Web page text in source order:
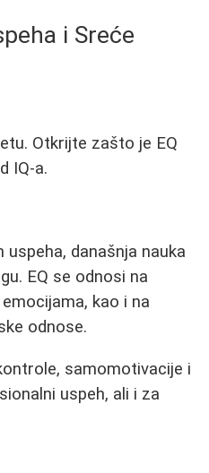
i Sreće
Otkrijte zašto je EQ
IQ-a.
današnja nauka
EQ se odnosi na
kao i na
odnose.
samomotivacije i
uspeh, ali i za